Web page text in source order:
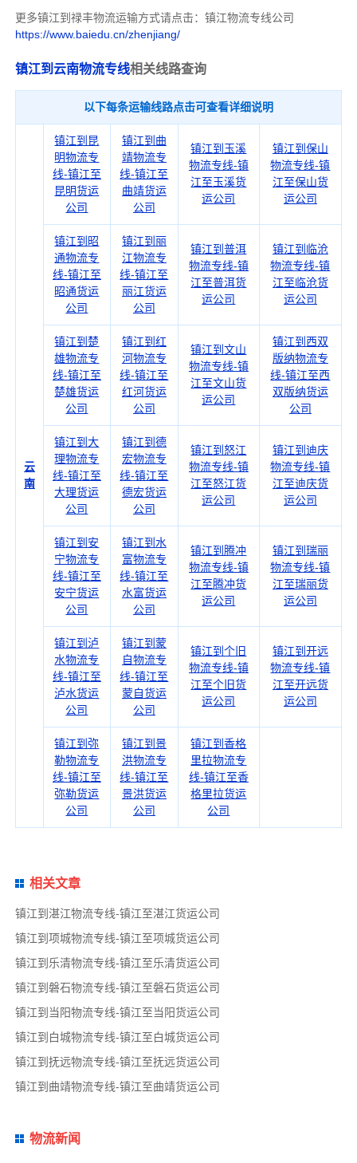
更多镇江到禄丰物流运输方式请点击：镇江物流专线公司
https://www.baiedu.cn/zhenjiang/
镇江到云南物流专线相关线路查询
以下每条运输线路点击可查看详细说明
云
南
镇江到昆
明物流专
线-镇江至
昆明货运
公司
镇江到曲
靖物流专
线-镇江至
曲靖货运
公司
镇江到玉溪
物流专线-镇
江至玉溪货
运公司
镇江到保山
物流专线-镇
江至保山货
运公司
镇江到昭
通物流专
线-镇江至
昭通货运
公司
镇江到丽
江物流专
线-镇江至
丽江货运
公司
镇江到普洱
物流专线-镇
江至普洱货
运公司
镇江到临沧
物流专线-镇
江至临沧货
运公司
镇江到楚
雄物流专
线-镇江至
楚雄货运
公司
镇江到红
河物流专
线-镇江至
红河货运
公司
镇江到文山
物流专线-镇
江至文山货
运公司
镇江到西双
版纳物流专
线-镇江至西
双版纳货运
公司
镇江到大
理物流专
线-镇江至
大理货运
公司
镇江到德
宏物流专
线-镇江至
德宏货运
公司
镇江到怒江
物流专线-镇
江至怒江货
运公司
镇江到迪庆
物流专线-镇
江至迪庆货
运公司
镇江到安
宁物流专
线-镇江至
安宁货运
公司
镇江到水
富物流专
线-镇江至
水富货运
公司
镇江到腾冲
物流专线-镇
江至腾冲货
运公司
镇江到瑞丽
物流专线-镇
江至瑞丽货
运公司
镇江到泸
水物流专
线-镇江至
泸水货运
公司
镇江到蒙
自物流专
线-镇江至
蒙自货运
公司
镇江到个旧
物流专线-镇
江至个旧货
运公司
镇江到开远
物流专线-镇
江至开远货
运公司
镇江到弥
勒物流专
线-镇江至
弥勒货运
公司
镇江到景
洪物流专
线-镇江至
景洪货运
公司
镇江到香格
里拉物流专
线-镇江至香
格里拉货运
公司
相关文章
镇江到湛江物流专线-镇江至湛江货运公司
镇江到项城物流专线-镇江至项城货运公司
镇江到乐清物流专线-镇江至乐清货运公司
镇江到磐石物流专线-镇江至磐石货运公司
镇江到当阳物流专线-镇江至当阳货运公司
镇江到白城物流专线-镇江至白城货运公司
镇江到抚远物流专线-镇江至抚远货运公司
镇江到曲靖物流专线-镇江至曲靖货运公司
物流新闻